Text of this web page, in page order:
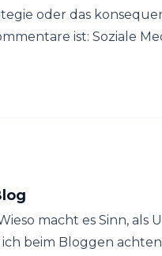
oder das
ist: Soziale
macht es Sinn, als
beim Bloggen